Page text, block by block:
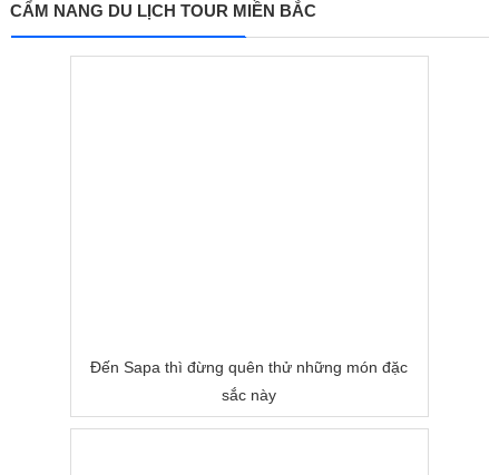
CẨM NANG DU LỊCH TOUR MIỀN BẮC
Đến Sapa thì đừng quên thử những món đặc
sắc này